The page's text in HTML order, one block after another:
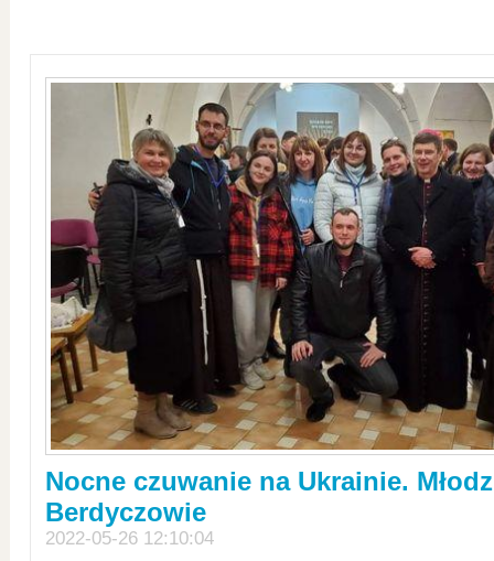
Nocne czuwanie na Ukrainie.
Berdyczowie
2022-05-26 12:10:04